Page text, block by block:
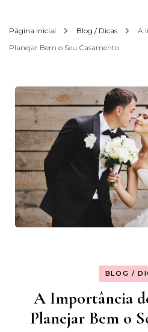
Página inicial Blog / Dicas
A
Planejar Bem o Seu Casamento
BLOG /
A Importância
Planejar Bem o